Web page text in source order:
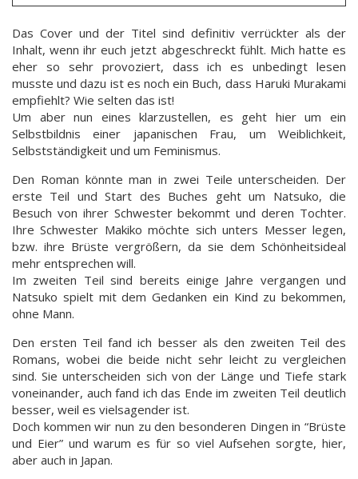
Das Cover und der Titel sind definitiv verrückter als der
Inhalt, wenn ihr euch jetzt abgeschreckt fühlt. Mich hatte es
eher so sehr provoziert, dass ich es unbedingt lesen
musste und dazu ist es noch ein Buch, dass Haruki Murakami
empfiehlt? Wie selten das ist!
Um aber nun eines klarzustellen, es geht hier um ein
Selbstbildnis einer japanischen Frau, um Weiblichkeit,
Selbstständigkeit und um Feminismus.
Den Roman könnte man in zwei Teile unterscheiden. Der
erste Teil und Start des Buches geht um Natsuko, die
Besuch von ihrer Schwester bekommt und deren Tochter.
Ihre Schwester Makiko möchte sich unters Messer legen,
bzw. ihre Brüste vergrößern, da sie dem Schönheitsideal
mehr entsprechen will.
Im zweiten Teil sind bereits einige Jahre vergangen und
Natsuko spielt mit dem Gedanken ein Kind zu bekommen,
ohne Mann.
Den ersten Teil fand ich besser als den zweiten Teil des
Romans, wobei die beide nicht sehr leicht zu vergleichen
sind. Sie unterscheiden sich von der Länge und Tiefe stark
voneinander, auch fand ich das Ende im zweiten Teil deutlich
besser, weil es vielsagender ist.
Doch kommen wir nun zu den besonderen Dingen in “Brüste
und Eier” und warum es für so viel Aufsehen sorgte, hier,
aber auch in Japan.